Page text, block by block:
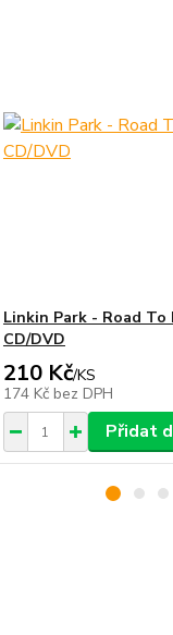
Linkin Park - Road
CD/DVD
210 Kč/KS
174 Kč bez DPH
Přidat